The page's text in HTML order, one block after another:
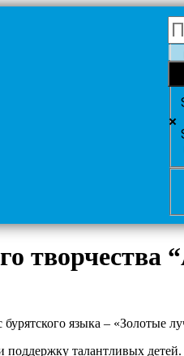
языка – «Золотые
поддержку талантливых детей.